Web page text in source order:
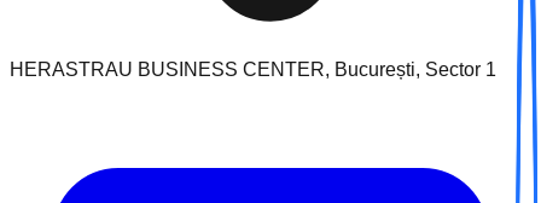
HERASTRAU BUSINESS CENTER, București, Sector 1